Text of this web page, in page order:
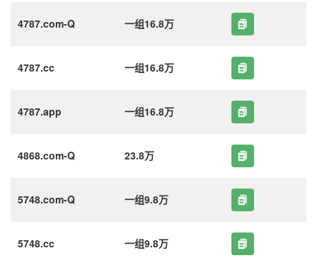
4787.com-Q 一组16.8万
4787.cc 一组16.8万
4787.app 一组16.8万
4868.com-Q 23.8万
5748.com-Q 一组9.8万
5748.cc 一组9.8万